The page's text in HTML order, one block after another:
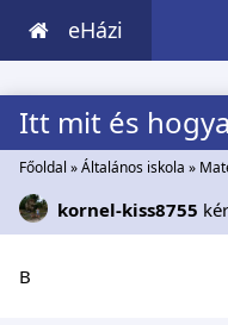
eHázi
Itt mit és
Főoldal »Általános iskola »
kornel-kiss8755
B